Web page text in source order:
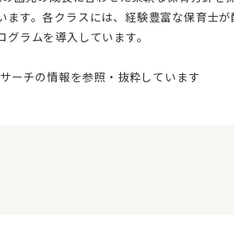
ます。各クラスには、経験豊富な保育士
ラムを導入しています。